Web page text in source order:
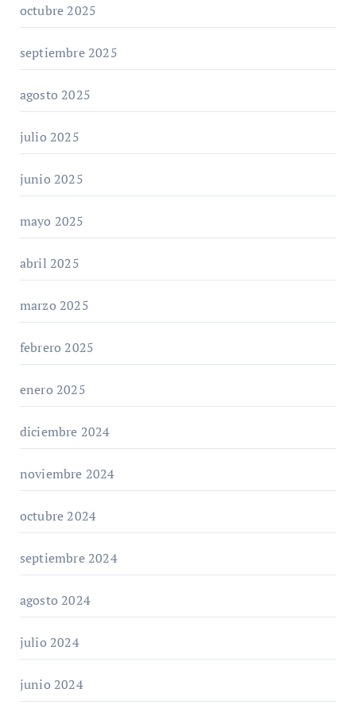
octubre 2025
septiembre 2025
agosto 2025
julio 2025
junio 2025
mayo 2025
abril 2025
marzo 2025
febrero 2025
enero 2025
diciembre 2024
noviembre 2024
octubre 2024
septiembre 2024
agosto 2024
julio 2024
junio 2024